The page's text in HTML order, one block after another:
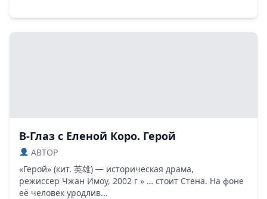
В-Глаз с Еленой Коро. Герой
ABTOP
«Герой» (кит. 英雄) — историческая драма,
режиссер Чжан Имоу, 2002 г » … стоит Стена. На фоне
её человек уродлив...